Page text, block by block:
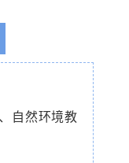
自然环境教